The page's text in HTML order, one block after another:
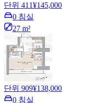
단위 411¥145,000
0 침실
27 m²
단위 909¥138,000
0 침실